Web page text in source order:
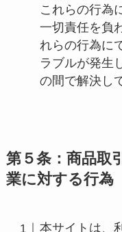
これらの行為
一切責任を負
れらの行為に
ラブルが発生
の間で解決し
第５条：商品取
業に対する行為
本サイトは、